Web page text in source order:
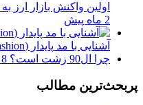
اولین واکنش بازار ارز
2 ماه پیش
آشنایی با مد پایدار (Sustainable Fashion)
چرا ال90 زشت است؟
8 ماه پیش
پربحث‌ترین مطالب